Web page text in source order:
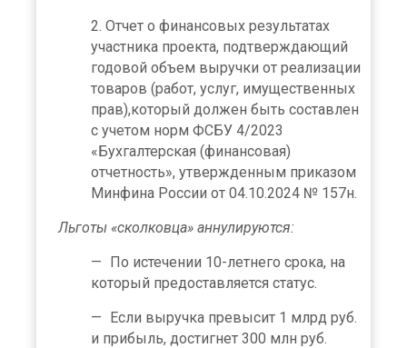
Отчет о финансовых результатах
участника проекта, подтверждающий
годовой объем выручки от реализации
товаров (работ, услуг, имущественных
прав),который должен быть составлен
с учетом норм ФСБУ 4/2023
«Бухгалтерская (финансовая)
отчетность», утвержденным приказом
Минфина России от 04.10.2024 № 157н.
Льготы «сколковца» аннулируются:
По истечении 10-летнего срока, на
который предоставляется статус.
Если выручка превысит 1 млрд руб.
и прибыль, достигнет 300 млн руб.